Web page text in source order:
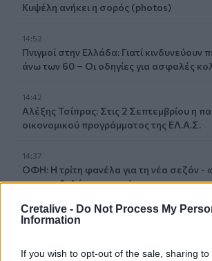
Cretalive - Do Not Process My
Information
If you wish to opt-out of the sale, sharing
Κυψέλη ανήκει η σορός (photos)
14:52
Πνιγμοί στην Ελλάδα: Γιατί κινδυνεύουν
άνω των 60 – Οι οδηγίες για ασφαλές
14:42
Αλέξης Τσίπρας: Στις 2 Σεπτεμβρίου η
οικονομικού προγράμματος της ΕΛ.Α.Σ.
14:37
ΟΦΗ: Η τρίτη φανέλα για τη νέα σεζόν -
που κουβαλά την ιστορία μας»
14:34